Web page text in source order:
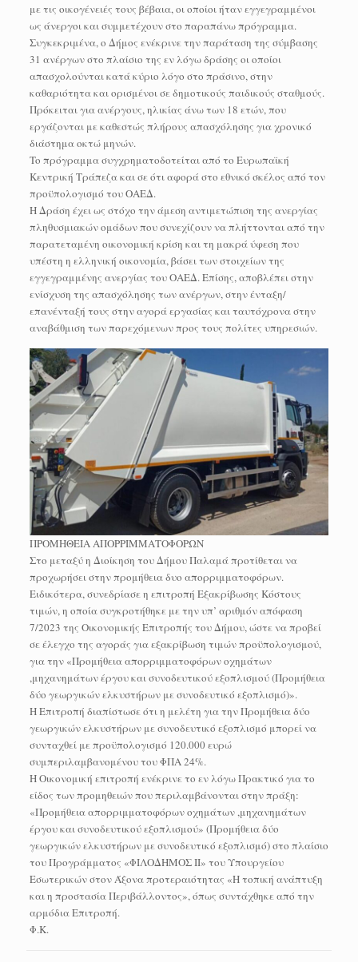
με τις οικογένειές τους βέβαια, οι οποίοι ήταν εγγεγραμμένοι
ως άνεργοι και συμμετέχουν στο παραπάνω πρόγραμμα.
Συγκεκριμένα, ο Δήμος ενέκρινε την παράταση της σύμβασης
31 ανέργων στο πλαίσιο της εν λόγω δράσης οι οποίοι
απασχολούνται κατά κύριο λόγο στο πράσινο, στην
καθαριότητα και ορισμένοι σε δημοτικούς παιδικούς σταθμούς.
Πρόκειται για ανέργους, ηλικίας άνω των 18 ετών, που
εργάζονται με καθεστώς πλήρους απασχόλησης για χρονικό
διάστημα οκτώ μηνών.
To πρόγραμμα συγχρηματοδοτείται από το Ευρωπαϊκή
Κεντρική Τράπεζα και σε ότι αφορά στο εθνικό σκέλος από τον
προϋπολογισμό του ΟΑΕΔ.
Η Δράση έχει ως στόχο την άμεση αντιμετώπιση της ανεργίας
πληθυσμιακών ομάδων που συνεχίζουν να πλήττονται από την
παρατεταμένη οικονομική κρίση και τη μακρά ύφεση που
υπέστη η ελληνική οικονομία, βάσει των στοιχείων της
εγγεγραμμένης ανεργίας του ΟΑΕΔ. Επίσης, αποβλέπει στην
ενίσχυση της απασχόλησης των ανέργων, στην ένταξη/
επανένταξή τους στην αγορά εργασίας και ταυτόχρονα στην
αναβάθμιση των παρεχόμενων προς τους πολίτες υπηρεσιών.
ΠΡΟΜΗΘΕΙΑ ΑΠΟΡΡΙΜΜΑΤΟΦΟΡΩΝ
Στο μεταξύ η Διοίκηση του Δήμου Παλαμά προτίθεται να
προχωρήσει στην προμήθεια δυο απορριμματοφόρων.
Ειδικότερα, συνεδρίασε η επιτροπή Εξακρίβωσης Κόστους
τιμών, η οποία συγκροτήθηκε με την υπ’ αριθμόν απόφαση
7/2023 της Οικονομικής Επιτροπής του Δήμου, ώστε να προβεί
σε έλεγχο της αγοράς για εξακρίβωση τιμών προϋπολογισμού,
για την «Προμήθεια απορριμματοφόρων οχημάτων
,μηχανημάτων έργου και συνοδευτικού εξοπλισμού (Προμήθεια
δύο γεωργικών ελκυστήρων με συνοδευτικό εξοπλισμό)».
Η Επιτροπή διαπίστωσε ότι η μελέτη για την Προμήθεια δύο
γεωργικών ελκυστήρων με συνοδευτικό εξοπλισμό μπορεί να
συνταχθεί με προϋπολογισμό 120.000 ευρώ
συμπεριλαμβανομένου του ΦΠΑ 24%.
Η Οικονομική επιτροπή ενέκρινε το εν λόγω Πρακτικό για το
είδος των προμηθειών που περιλαμβάνονται στην πράξη:
«Προμήθεια απορριμματοφόρων οχημάτων ,μηχανημάτων
έργου και συνοδευτικού εξοπλισμού» (Προμήθεια δύο
γεωργικών ελκυστήρων με συνοδευτικό εξοπλισμό) στο πλαίσιο
του Προγράμματος «ΦΙΛΟΔΗΜΟΣ ΙΙ» του Υπουργείου
Εσωτερικών στον Άξονα προτεραιότητας «Η τοπική ανάπτυξη
και η προστασία Περιβάλλοντος», όπως συντάχθηκε από την
αρμόδια Επιτροπή.
Φ.Κ.